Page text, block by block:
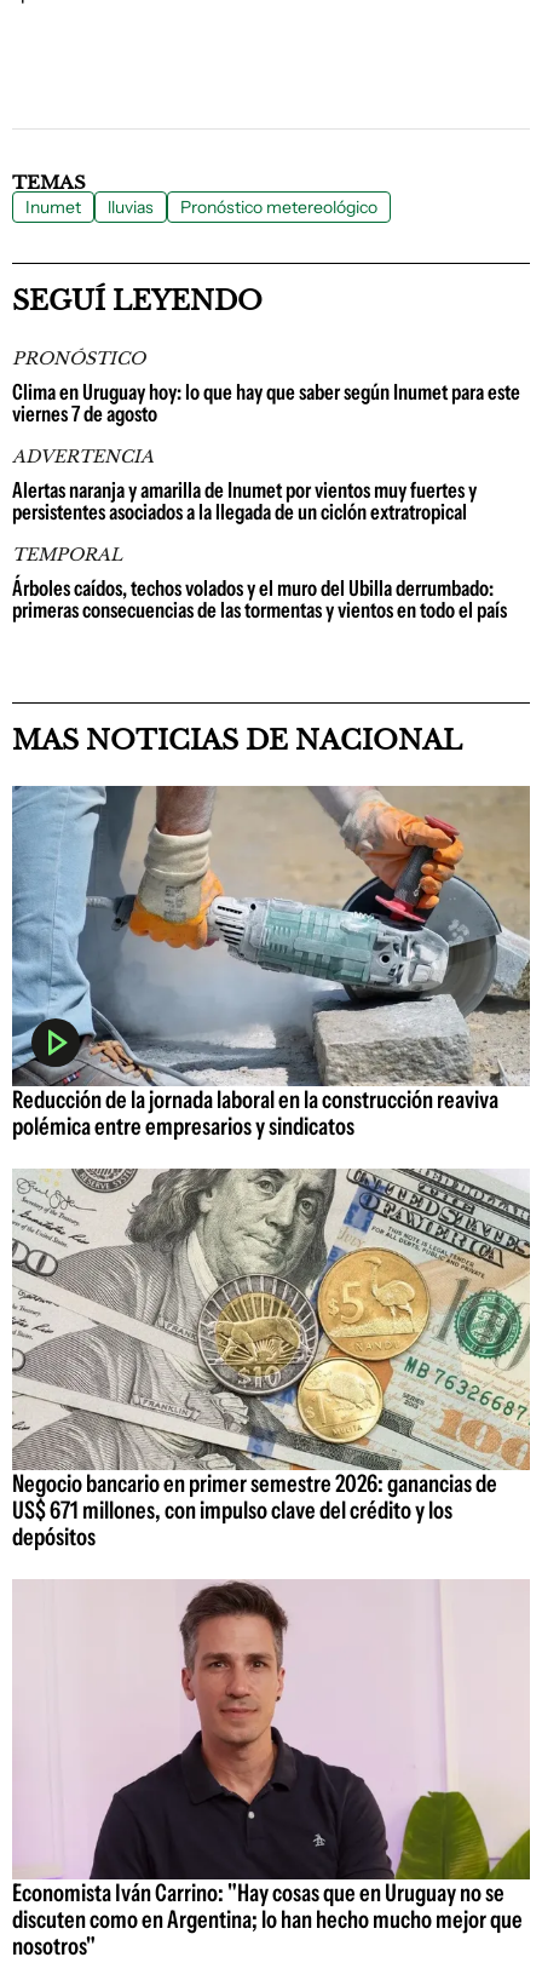
TEMAS
Inumet lluvias Pronóstico metereológico
SEGUÍ LEYENDO
PRONÓSTICO
Clima en Uruguay hoy: lo que hay que saber según Inumet para este
viernes 7 de agosto
ADVERTENCIA
Alertas naranja y amarilla de Inumet por vientos muy fuertes y
persistentes asociados a la llegada de un ciclón extratropical
TEMPORAL
Árboles caídos, techos volados y el muro del Ubilla derrumbado:
primeras consecuencias de las tormentas y vientos en todo el país
MAS NOTICIAS DE NACIONAL
Reducción de la jornada laboral en la construcción reaviva
polémica entre empresarios y sindicatos
Negocio bancario en primer semestre 2026: ganancias de
US$ 671 millones, con impulso clave del crédito y los
depósitos
Economista Iván Carrino: "Hay cosas que en Uruguay no se
discuten como en Argentina; lo han hecho mucho mejor que
nosotros"